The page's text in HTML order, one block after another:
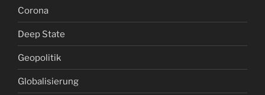
Corona
Deep State
Geopolitik
Globalisierung